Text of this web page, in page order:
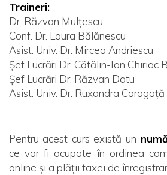
Traineri:
Dr. Răzvan Mulțescu
Conf. Dr. Laura Bălănescu
Asist. Univ. Dr. Mircea Andriescu
Șef Lucrări Dr. Cătălin-Ion Chiriac
Șef Lucrări Dr. Răzvan Datu
Asist. Univ. Dr. Ruxandra Caragață
Pentru acest curs există un
ce vor fi ocupate în ordinea
online și a plății taxei de